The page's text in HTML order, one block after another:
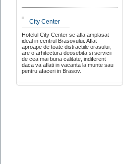
City Center
Hotelul City Center se afla amplasat
ideal in centrul Brasovului. Aflat
aproape de toate distractiile orasului,
are o arhitectura deosebita si servicii
de cea mai buna calitate, indiferent
daca va aflati in vacanta la munte sau
pentru afaceri in Brasov.